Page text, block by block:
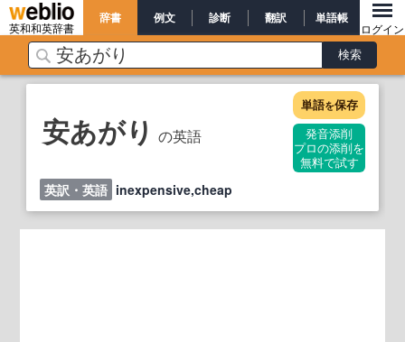
英和和英辞書
辞書 例文 診断 翻訳 単語帳
ログイン
安あがり の英語
単語を保存
発音添削
プロの添削を
無料で試す
英訳・英語 inexpensive,cheap